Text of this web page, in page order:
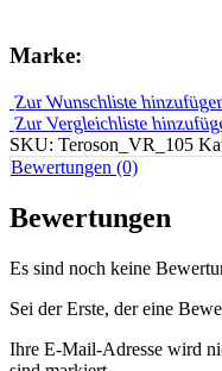
Marke:
Zur Wunschliste
Zur Vergleichliste
SKU: Teroson_VR_105
Bewertungen (0)
Bewertungen
Es sind noch keine
Sei der Erste, der eine
Ihre E-Mail-Adresse wird